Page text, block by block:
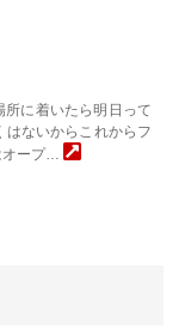
所に着いたら明日って
はないからこれからフ
オープ…